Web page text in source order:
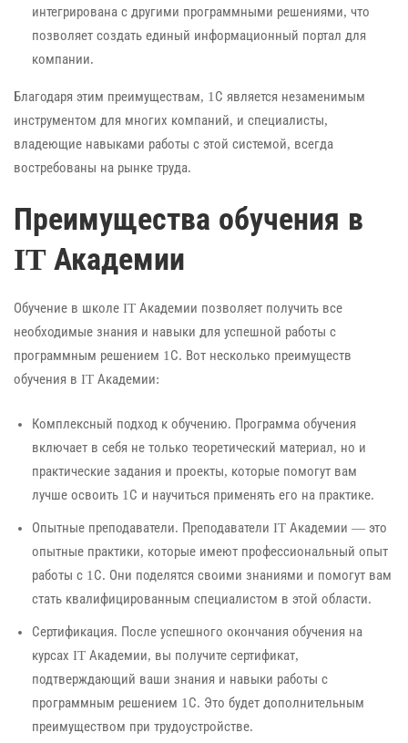
интегрирована с другими программными решениями, что
позволяет создать единый информационный портал для
компании.
Благодаря этим преимуществам, 1С является незаменимым
инструментом для многих компаний, и специалисты,
владеющие навыками работы с этой системой, всегда
востребованы на рынке труда.
Преимущества обучения в
IT Академии
Обучение в школе IT Академии позволяет получить все
необходимые знания и навыки для успешной работы с
программным решением 1С. Вот несколько преимуществ
обучения в IT Академии:
Комплексный подход к обучению. Программа обучения
включает в себя не только теоретический материал, но и
практические задания и проекты, которые помогут вам
лучше освоить 1С и научиться применять его на практике.
Опытные преподаватели. Преподаватели IT Академии — это
опытные практики, которые имеют профессиональный опыт
работы с 1С. Они поделятся своими знаниями и помогут вам
стать квалифицированным специалистом в этой области.
Сертификация. После успешного окончания обучения на
курсах IT Академии, вы получите сертификат,
подтверждающий ваши знания и навыки работы с
программным решением 1С. Это будет дополнительным
преимуществом при трудоустройстве.